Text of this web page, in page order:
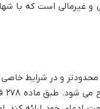
و غیرمالی است که با
و در شرایط